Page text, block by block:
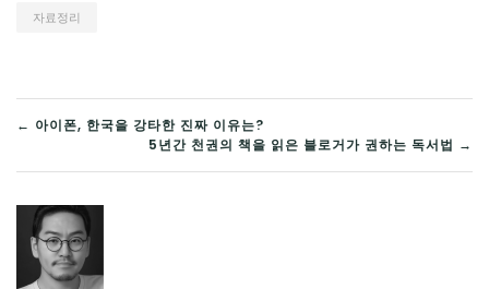
자료정리
글
탐
색
← 아이폰, 한국을 강타한 진짜 이유는?
5년간 천권의 책을 읽은 블로거가 권하는 독서법 →